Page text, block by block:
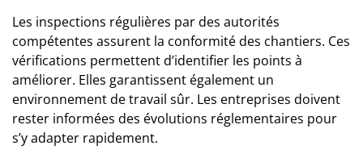
Les inspections régulières par des autorités
compétentes assurent la conformité des chantiers. Ces
vérifications permettent d’identifier les points à
améliorer. Elles garantissent également un
environnement de travail sûr. Les entreprises doivent
rester informées des évolutions réglementaires pour
s’y adapter rapidement.